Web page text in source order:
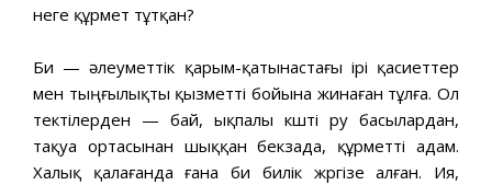
неге құрмет тұтқан?
Би — әлеуметтік қарым-қатынастағы ірі қасиеттер
мен тыңғылықты қызметті бойына жинаған тұлға. Ол
тектілерден — бай, ықпалы күшті ру басылардан,
тақуа ортасынан шыққан бекзада, құрметті адам.
Халық қалағанда ғана би билік жүргізе алған. Ия,